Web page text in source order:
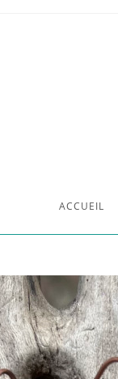
ACCUEIL